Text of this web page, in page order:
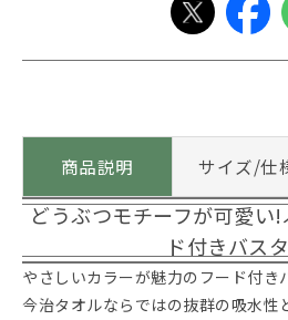
商品説明 サイズ/仕
どうぶつモチーフが可愛い
ド付きバス
やさしいカラーが魅力のフード付き
今治タオルならではの抜群の吸水性